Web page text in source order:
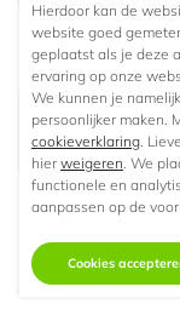
Branding:
Dark
Smaak:
Geroosterde
Ten minste
Hierdoor kan de
website goed
geplaatst als je deze
ervaring op onze
We kunnen je
persoonlijker maken.
cookieverklaring.
hier weigeren. We
functionele en
aanpassen op de
Cookies